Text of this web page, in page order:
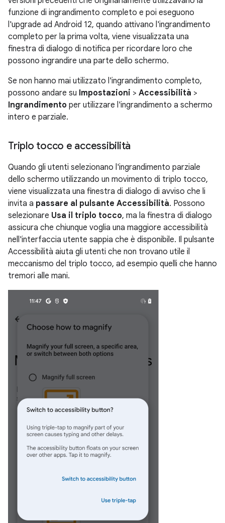
funzione di ingrandimento completo e poi eseguono
l'upgrade ad Android 12, quando attivano l'ingrandimento
completo per la prima volta, viene visualizzata una
finestra di dialogo di notifica per ricordare loro che
possono ingrandire una parte dello schermo.
Se non hanno mai utilizzato l'ingrandimento completo,
possono andare su Impostazioni > Accessibilità >
Ingrandimento per utilizzare l'ingrandimento a schermo
intero e parziale.
Triplo tocco e accessibilità
Quando gli utenti selezionano l'ingrandimento parziale
dello schermo utilizzando un movimento di triplo tocco,
viene visualizzata una finestra di dialogo di avviso che li
invita a passare al pulsante Accessibilità. Possono
selezionare Usa il triplo tocco, ma la finestra di dialogo
assicura che chiunque voglia una maggiore accessibilità
nell'interfaccia utente sappia che è disponibile. Il pulsante
Accessibilità aiuta gli utenti che non trovano utile il
meccanismo del triplo tocco, ad esempio quelli che hanno
tremori alle mani.